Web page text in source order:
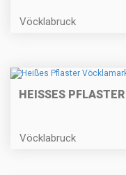
Vöcklabruck
HEISSES PFLASTER
Vöcklabruck